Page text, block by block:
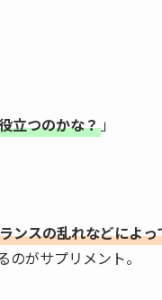
立つのかな？ 」
ンスの乱れなどによ
がサプリメント。